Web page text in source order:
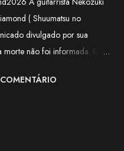
( Shuumatsu no
divulgado por sua
não foi informada. Em
como a notícia foi
com a presença de